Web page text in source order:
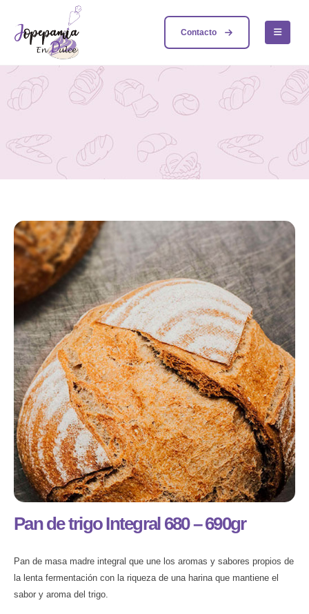
Contacto
Pan de trigo Integral 680 – 690gr
Pan de masa madre integral que une los aromas y sabores propios de
la lenta fermentación con la riqueza de una harina que mantiene el
sabor y aroma del trigo.